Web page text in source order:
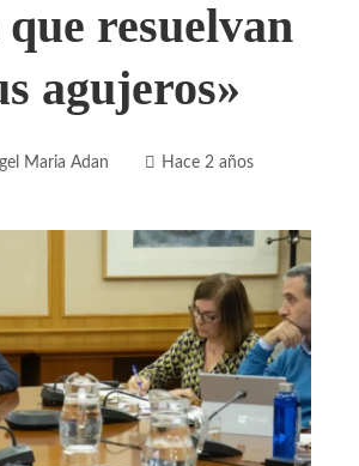
resuelvan
agujeros»
Maria Adan Hace 2 años